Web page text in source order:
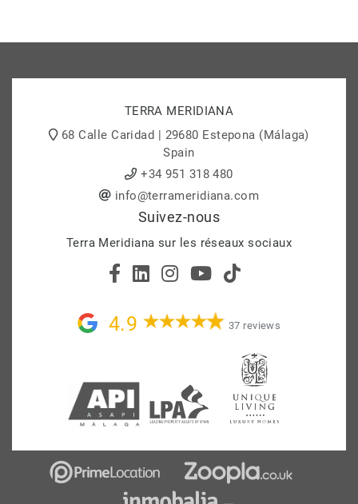
TERRA MERIDIANA
68 Calle Caridad | 29680 Estepona (Málaga)
Spain
+34 951 318 480
info@terrameridiana.com
Suivez-nous
Terra Meridiana sur les réseaux sociaux
4.9 37 reviews